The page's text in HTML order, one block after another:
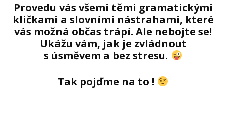
Provedu vás všemi těmi gramatickými
kličkami a slovními nástrahami, které
vás možná občas trápí. Ale nebojte se!
Ukážu vám, jak je zvládnout
s úsměvem a bez stresu.
Tak pojďme na to !